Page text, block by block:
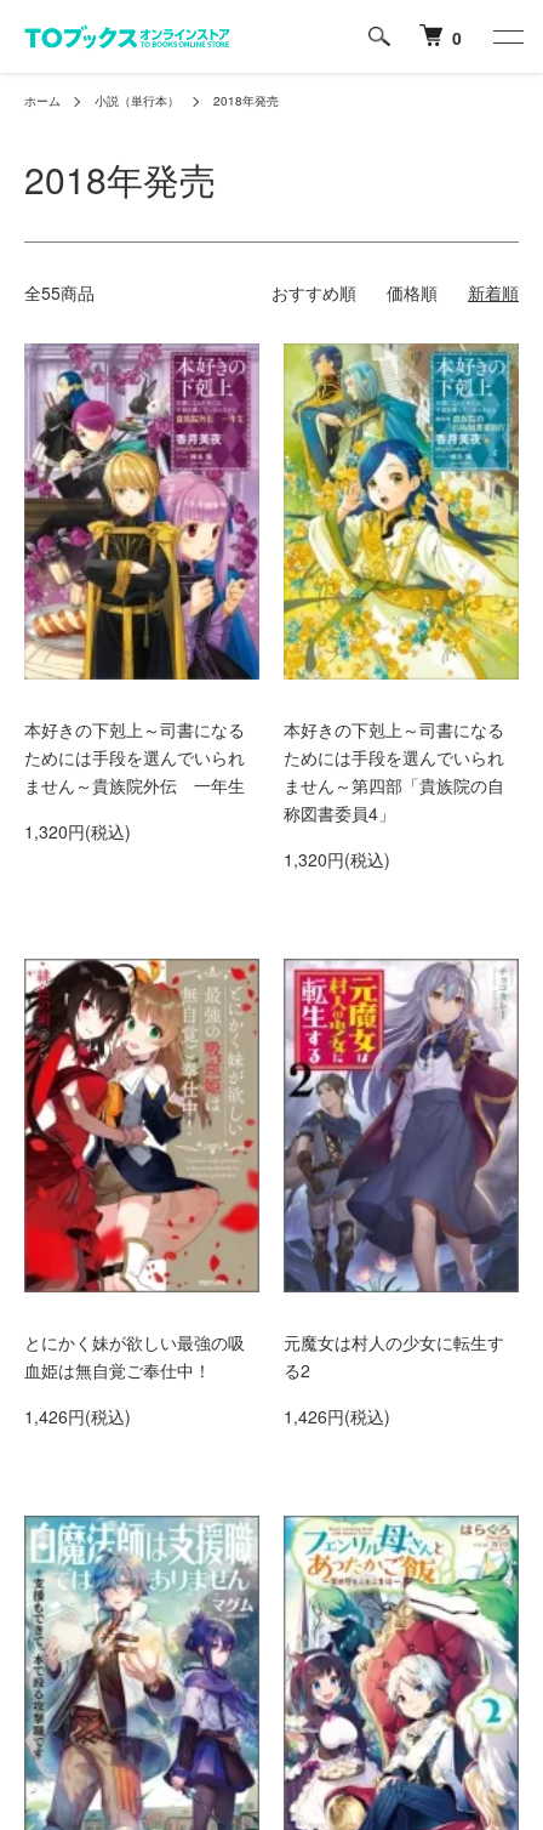
0
ホーム 小説（単行本） 2018年発売
2018年発売
全55商品 おすすめ順 価格順 新着順
本好きの下剋上～司書になる
ためには手段を選んでいられ
ません～貴族院外伝 一年生
1,320円(税込)
本好きの下剋上～司書になる
ためには手段を選んでいられ
ません～第四部「貴族院の自
称図書委員4」
1,320円(税込)
とにかく妹が欲しい最強の吸
血姫は無自覚ご奉仕中！
1,426円(税込)
元魔女は村人の少女に転生す
る2
1,426円(税込)